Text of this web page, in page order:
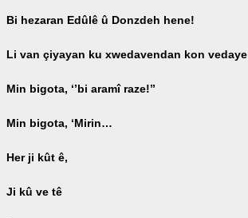
Bi hezaran Edûlê û Donzdeh hene!
Li van çiyayan ku xwedavendan kon vedaye
Min bigota, ‘’bi aramî raze!’’
Min bigota, ‘Mirin…
Her ji kût ê,
Ji kû ve tê